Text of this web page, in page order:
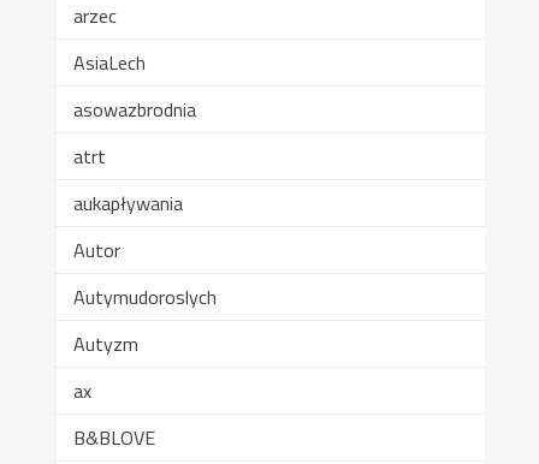
arzec
AsiaLech
asowazbrodnia
atrt
aukapływania
Autor
Autymudoroslych
Autyzm
ax
B&BLOVE